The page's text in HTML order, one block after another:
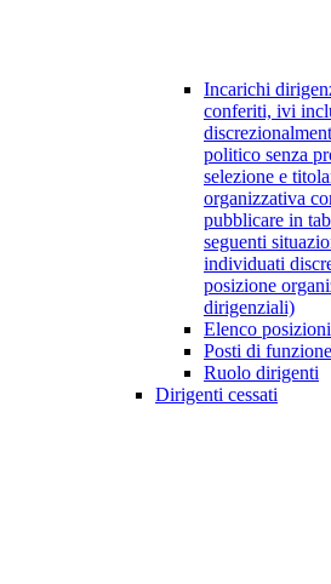
Incarichi
conferiti, ivi
politico senza
selezione e
organizzativa
pubblicare in
seguenti
individuati
posizione
dirigenziali)
Elenco
Posti di
Ruolo dirigenti
Dirigenti cessati